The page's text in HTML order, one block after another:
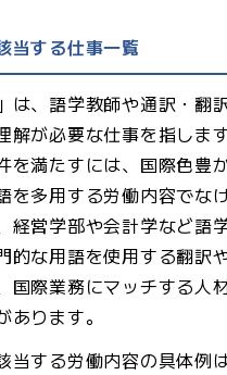
当する仕事一覧
は、語学教師や通訳・翻
解が必要な仕事を指しま
を満たすには、国際色豊
を多用する労働内容でな
経営学部や会計学など語
的な用語を使用する翻訳
国際業務にマッチする人
あります。
当する労働内容の具体例